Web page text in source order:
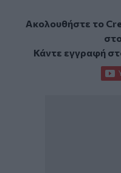
Ακολουθήστε το
Κάντε εγγραφή